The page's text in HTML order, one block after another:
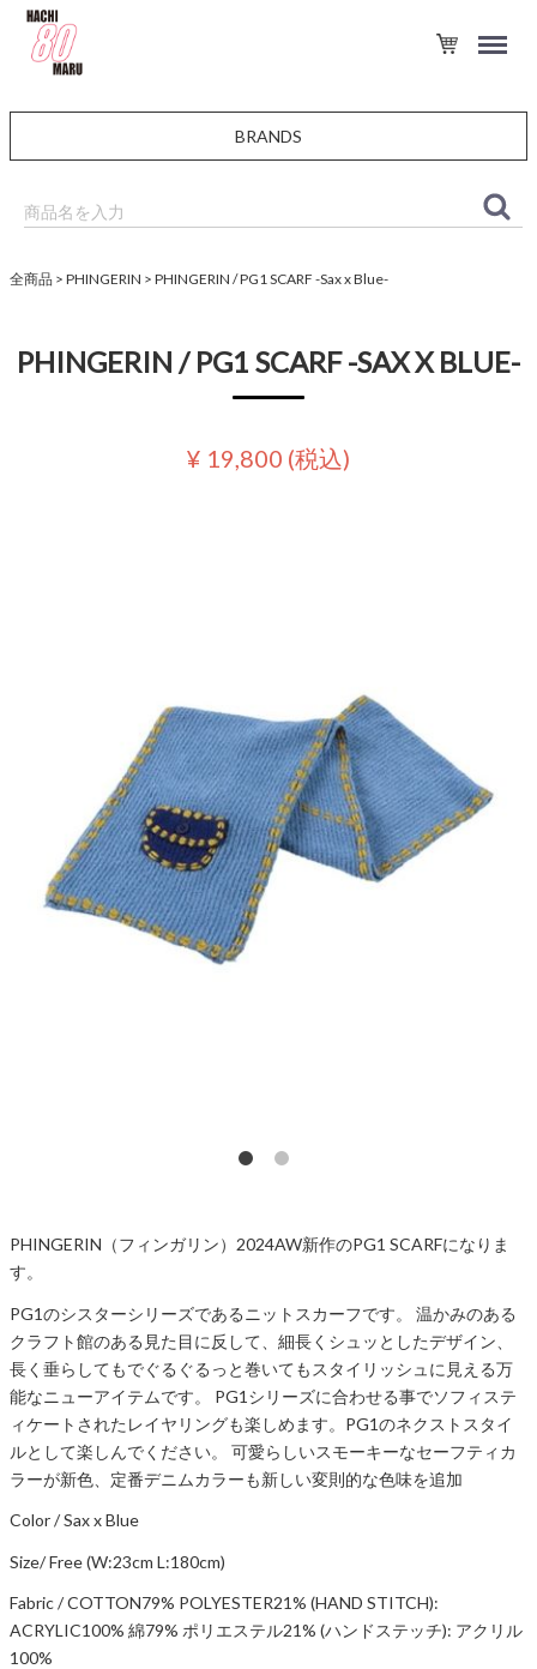
BRANDS
全商品 PHINGERIN PHINGERIN / PG1 SCARF -Sax x Blue-
PHINGERIN / PG1 SCARF -SAX X BLUE-
¥ 19,800 (税込)
PHINGERIN（フィンガリン）2024AW新作のPG1 SCARFになりま
す。
PG1のシスターシリーズであるニットスカーフです。 温かみのある
クラフト館のある見た目に反して、細長くシュッとしたデザイン、
長く垂らしてもでぐるぐるっと巻いてもスタイリッシュに見える万
能なニューアイテムです。 PG1シリーズに合わせる事でソフィステ
ィケートされたレイヤリングも楽しめます。PG1のネクストスタイ
ルとして楽しんでください。 可愛らしいスモーキーなセーフティカ
ラーが新色、定番デニムカラーも新しい変則的な色味を追加
Color / Sax x Blue
Size/ Free (W:23cm L:180cm)
Fabric / COTTON79% POLYESTER21% (HAND STITCH):
ACRYLIC100% 綿79% ポリエステル21% (ハンドステッチ): アクリル
100%